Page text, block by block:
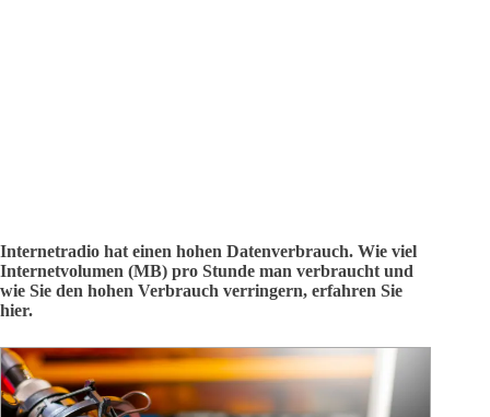
Internetradio hat einen hohen Datenverbrauch. Wie viel
Internetvolumen (MB) pro Stunde man verbraucht und
wie Sie den hohen Verbrauch verringern, erfahren Sie
hier.